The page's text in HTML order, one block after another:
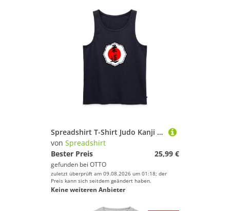
Spreadshirt T-Shirt Judo Kanji Mit Roter Sonne Japan Männer Premium Tank Top (1-tlg)
von Spreadshirt
Bester Preis
25,99 €
gefunden bei OTTO
zuletzt überprüft am 09.08.2026 um 01:18; der
Preis kann sich seitdem geändert haben.
Keine weiteren Anbieter